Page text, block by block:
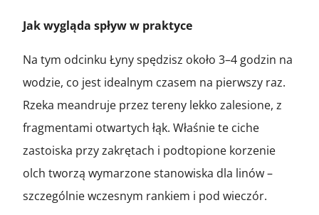
Jak wygląda spływ w praktyce
Na tym odcinku Łyny spędzisz około 3–4 godzin na
wodzie, co jest idealnym czasem na pierwszy raz.
Rzeka meandruje przez tereny lekko zalesione, z
fragmentami otwartych łąk. Właśnie te ciche
zastoiska przy zakrętach i podtopione korzenie
olch tworzą wymarzone stanowiska dla linów –
szczególnie wczesnym rankiem i pod wieczór.